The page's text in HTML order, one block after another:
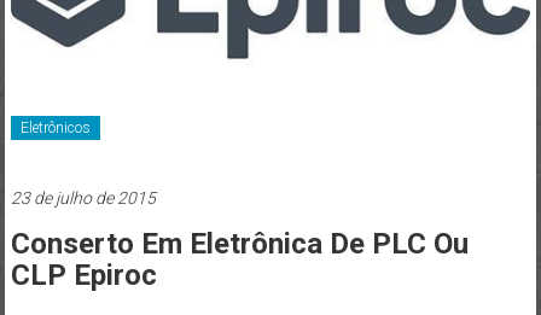
Eletrônicos
23 de julho de 2015
Conserto Em Eletrônica De PLC Ou
CLP Epiroc